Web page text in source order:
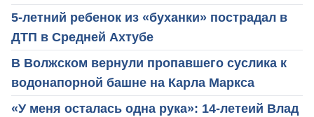
5-летний ребенок из «буханки» пострадал в
ДТП в Средней Ахтубе
В Волжском вернули пропавшего суслика к
водонапорной башне на Карла Маркса
«У меня осталась одна рука»: 14-летеий Влад